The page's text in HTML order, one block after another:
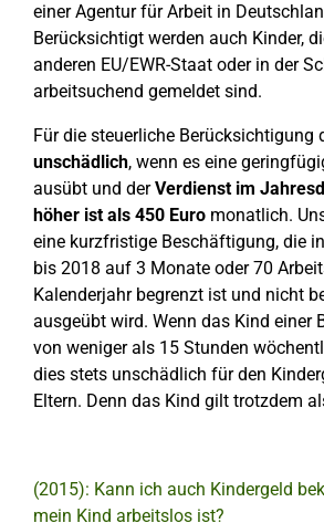
einer Agentur für Arbeit in
Berücksichtigt werden auch Kinder,
anderen EU/EWR-Staat oder in der
arbeitsuchend gemeldet sind.
Für die steuerliche Berücksichtigung
unschädlich, wenn es eine
ausübt und derVerdienst im
höher ist als 450 Euro monatlich.
eine kurzfristige Beschäftigung, die
bis 2018 auf 3 Monate oder 70
Kalenderjahr begrenzt ist und nicht
ausgeübt wird. Wenn das Kind einer
von weniger als 15 Stunden
dies stets unschädlich für den
Eltern. Denn das Kind gilt trotzdem
(2015): Kann ich auch Kindergeld
mein Kind arbeitslos ist?